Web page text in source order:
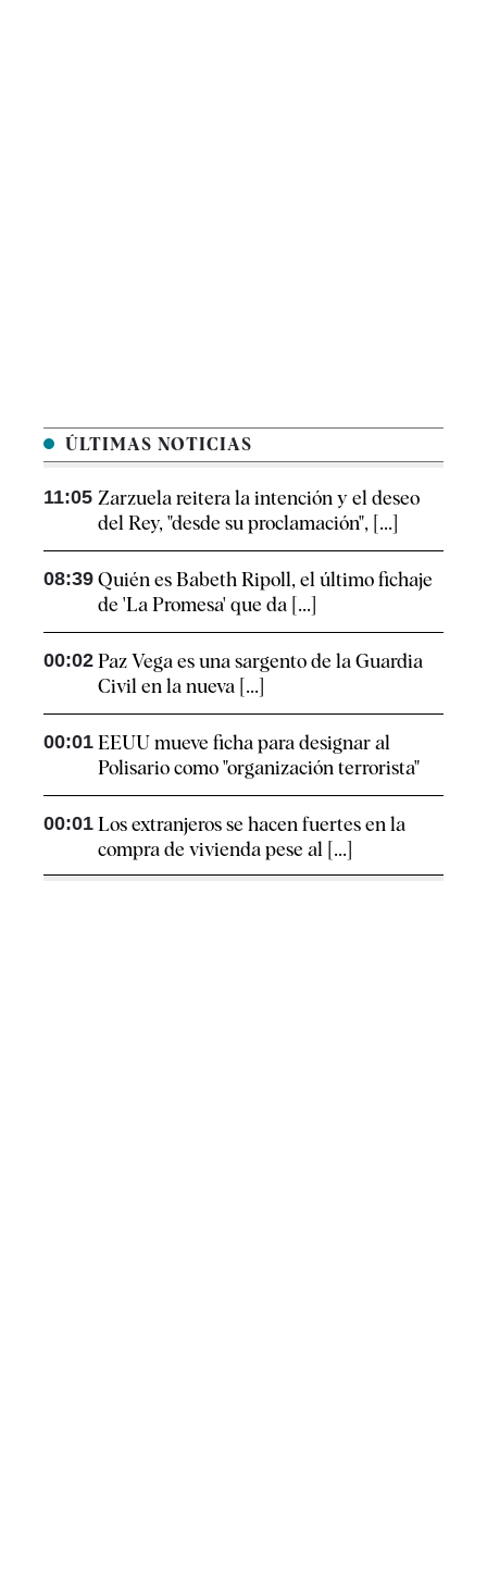
ÚLTIMAS NOTICIAS
11:05 Zarzuela reitera la intención y el deseo
del Rey, "desde su proclamación", [...]
08:39 Quién es Babeth Ripoll, el último fichaje
de 'La Promesa' que da [...]
00:02 Paz Vega es una sargento de la Guardia
Civil en la nueva [...]
00:01 EEUU mueve ficha para designar al
Polisario como "organización terrorista"
00:01 Los extranjeros se hacen fuertes en la
compra de vivienda pese al [...]